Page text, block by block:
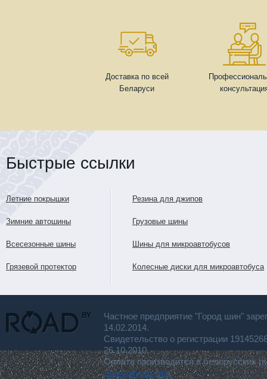
Доставка по всей
Беларуси
Быстрые ссылки
Летние покрышки
Зимние автошины
Всесезонные шины
Грязевой протектор
Резина для джипов
Грузовые шины
Шины для микроавтобусов
Колесные диски для микроавтобуса
Частное предприятие "Город шин"
14.02.2014.
Свидетельство о регистрации
26.10.2010.
Оплата производится в белорусских
для покупателя.